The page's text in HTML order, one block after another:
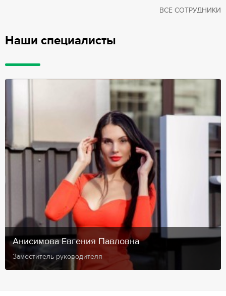
Наши специалисты
ВСЕ СОТРУДНИКИ
Анисимова Евгения Павловна
Заместитель руководителя